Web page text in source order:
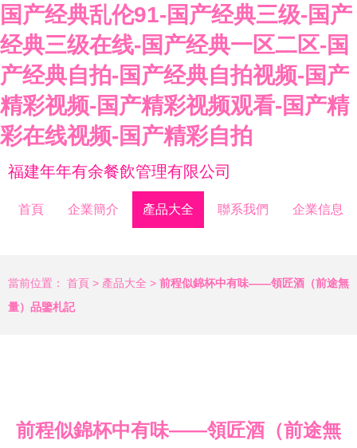
国产经典乱伦91-国产经典三级-国产
经典三级在线-国产经典一区二区-国
产经典自拍-国产经典自拍视频-国产
精彩视频-国产精彩视频观看-国产精
彩在线视频-国产精彩自拍
福建年年有余餐飲管理有限公司
首頁 企業簡介 產品大全 聯系我們 企業信息
當前位置： 首頁 > 產品大全 > 前程似錦杯中有味——領匠酒（前途無
量）品鑒札記
前程似錦杯中有味——領匠酒（前途無